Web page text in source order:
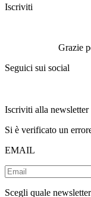
Iscriviti
Grazie
Seguici sui social
Iscriviti alla newsletter
Si è verificato un
EMAIL
Scegli quale